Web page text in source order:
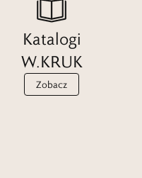
Katalogi
W.KRUK
Zobacz